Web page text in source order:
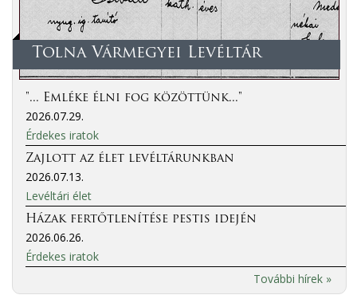
Tolna Vármegyei Levéltár
"... Emléke élni fog közöttünk..."
2026.07.29.
Érdekes iratok
Zajlott az élet levéltárunkban
2026.07.13.
Levéltári élet
Házak fertőtlenítése pestis idején
2026.06.26.
Érdekes iratok
További hírek »